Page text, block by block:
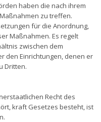
haben die nach ihrem
zu treffen.
für die Anordnung,
Maßnahmen. Es regelt
zwischen dem
den Einrichtungen, denen er
Dritten.
Recht des
kraft Gesetzes besteht, ist